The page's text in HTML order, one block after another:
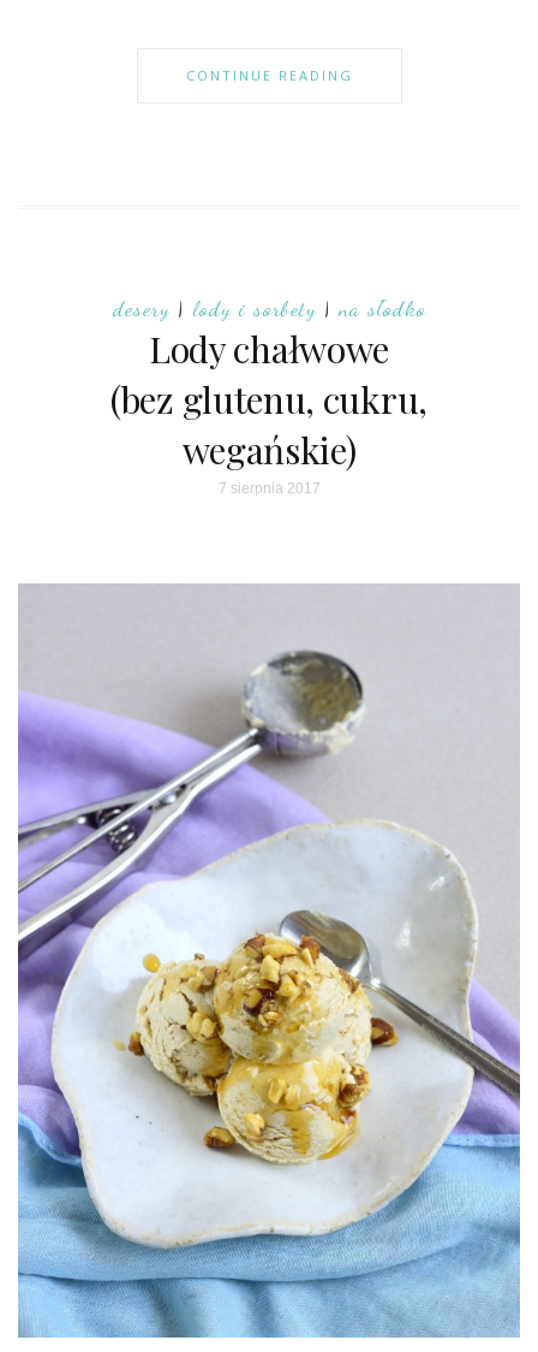
CONTINUE READING
desery | lody i sorbety | na słodko
Lody chałwowe
(bez glutenu, cukru,
wegańskie)
7 sierpnia 2017